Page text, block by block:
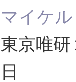
マイケ
東京唯
日